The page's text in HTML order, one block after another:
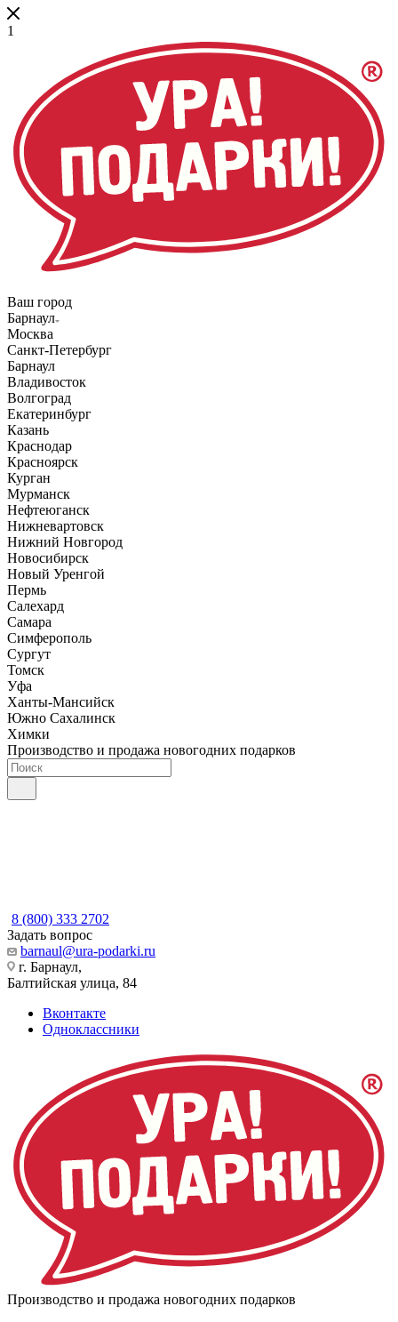
1
Ваш город
Барнаул
Москва
Санкт-Петербург
Барнаул
Владивосток
Волгоград
Екатеринбург
Казань
Краснодар
Красноярск
Курган
Мурманск
Нефтеюганск
Нижневартовск
Нижний Новгород
Новосибирск
Новый Уренгой
Пермь
Салехард
Самара
Симферополь
Сургут
Томск
Уфа
Ханты-Мансийск
Южно Сахалинск
Химки
Производство и продажа новогодних подарков
8 (800) 333 2702
Задать вопрос
barnaul@ura-podarki.ru
г. Барнаул,
Балтийская улица, 84
Вконтакте
Одноклассники
Производство и продажа новогодних подарков